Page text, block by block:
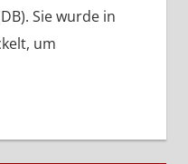
Sie wurde in
um